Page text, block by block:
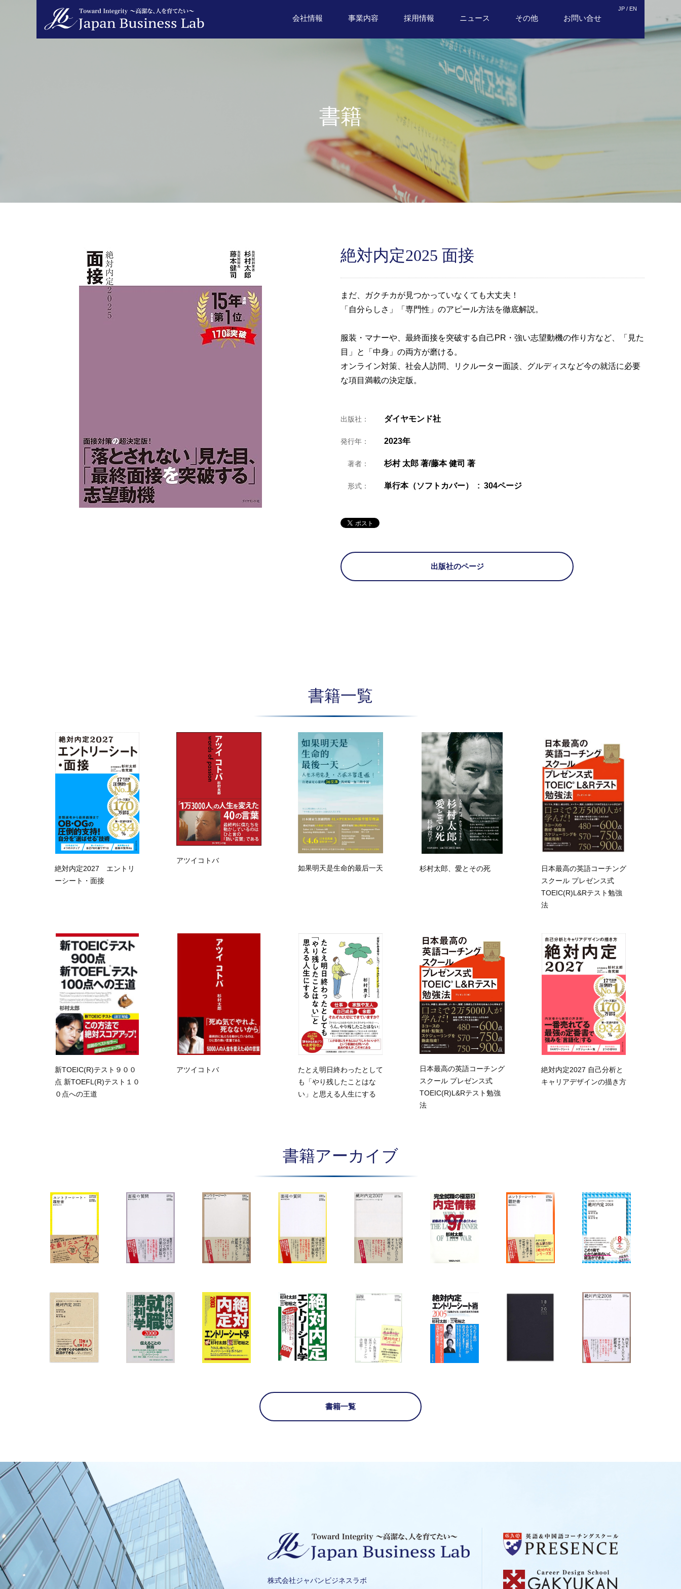
会社情報 事業内容 採用情報 ニュース その他 お問い合せ
JP / EN
書籍
絶対内定2025 面接
まだ、ガクチカが見つかっていなくても大丈夫！
「自分らしさ」「専門性」のアピール方法を徹底解説。
服装・マナーや、最終面接を突破する自己PR・強い志望動機の作り方など、「見た
目」と「中身」の両方が磨ける。
オンライン対策、社会人訪問、リクルーター面談、グルディスなど今の就活に必要
な項目満載の決定版。
出版社： ダイヤモンド社
発行年： 2023年
著者： 杉村 太郎 著/藤本 健司 著
形式： 単行本（ソフトカバー） ‏ : ‎ 304ページ
出版社のページ
書籍一覧
絶対内定2027 エントリ
ーシート・面接
アツイコトバ
如果明天是生命的最后一天
杉村太郎、愛とその死
日本最高の英語コーチング
スクール プレゼンス式
TOEIC(R)L&Rテスト勉強
法
新TOEIC(R)テスト９００
点 新TOEFL(R)テスト１０
０点への王道
アツイコトバ
たとえ明日終わったとして
も「やり残したことはな
い」と思える人生にする
日本最高の英語コーチング
スクール プレゼンス式
TOEIC(R)L&Rテスト勉強
法
絶対内定2027 自己分析と
キャリアデザインの描き方
書籍アーカイブ
書籍一覧
株式会社ジャパンビジネスラボ